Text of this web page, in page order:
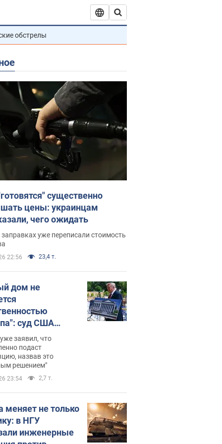
обстрелы
существенно
цены: украинцам
чего ожидать
уже переписали стоимость
22:56 23,4 т.
дом не
суд США
зала
400 млн
заявил, что
подаст
назвав это
решением"
23:54 2,7 т.
меняет не только
в НГУ
инженерные